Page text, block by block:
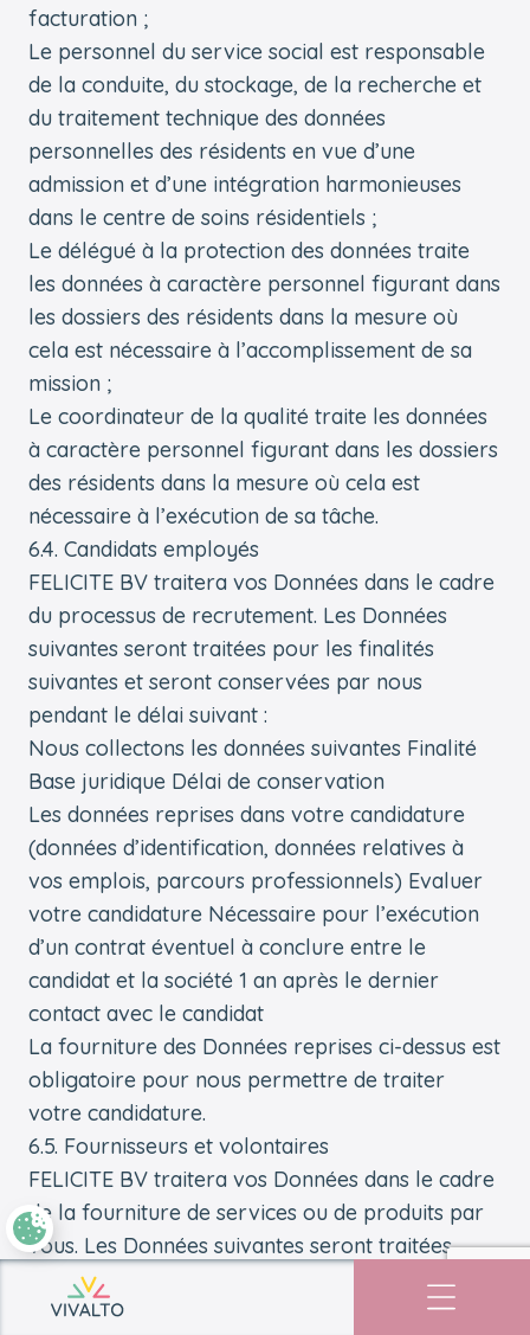
Retourner à l'accueil
facturation ;
Le personnel du service social est responsable
de la conduite, du stockage, de la recherche et
du traitement technique des données
personnelles des résidents en vue d’une
admission et d’une intégration harmonieuses
dans le centre de soins résidentiels ;
Le délégué à la protection des données traite
les données à caractère personnel figurant dans
les dossiers des résidents dans la mesure où
cela est nécessaire à l’accomplissement de sa
mission ;
Le coordinateur de la qualité traite les données
à caractère personnel figurant dans les dossiers
des résidents dans la mesure où cela est
nécessaire à l’exécution de sa tâche.
6.4. Candidats employés
FELICITE BV traitera vos Données dans le cadre
du processus de recrutement. Les Données
suivantes seront traitées pour les finalités
suivantes et seront conservées par nous
pendant le délai suivant :
Nous collectons les données suivantes Finalité
Base juridique Délai de conservation
Les données reprises dans votre candidature
(données d’identification, données relatives à
vos emplois, parcours professionnels) Evaluer
votre candidature Nécessaire pour l’exécution
d’un contrat éventuel à conclure entre le
candidat et la société 1 an après le dernier
contact avec le candidat
La fourniture des Données reprises ci-dessus est
obligatoire pour nous permettre de traiter
votre candidature.
6.5. Fournisseurs et volontaires
FELICITE BV traitera vos Données dans le cadre
de la fourniture de services ou de produits par
vous. Les Données suivantes seront traitées
pour les finalités suivantes et seront conservées
par nous pendant le délai suivant :